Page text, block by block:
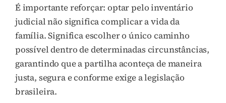
É importante reforçar: optar pelo inventário
judicial não significa complicar a vida da
família. Significa escolher o único caminho
possível dentro de determinadas circunstâncias,
garantindo que a partilha aconteça de maneira
justa, segura e conforme exige a legislação
brasileira.